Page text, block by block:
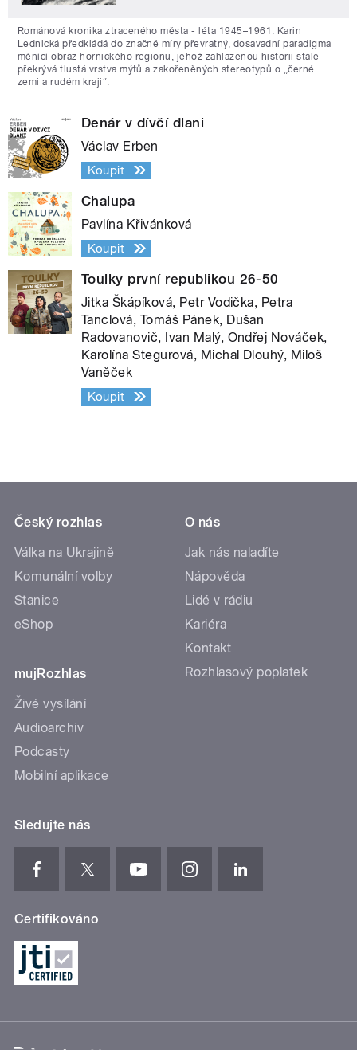
Románová kronika ztraceného města - léta 1945–1961. Karin
Lednická předkládá do značné míry převratný, dosavadní paradigma
měnící obraz hornického regionu, jehož zahlazenou historii stále
překrývá tlustá vrstva mýtů a zakořeněných stereotypů o „černé
zemi a rudém kraji“.
Denár v dívčí dlani
Václav Erben
Koupit
Chalupa
Pavlína Křivánková
Koupit
Toulky první republikou 26-50
Jitka Škápíková, Petr Vodička, Petra
Tanclová, Tomáš Pánek, Dušan
Radovanovič, Ivan Malý, Ondřej Nováček,
Karolína Stegurová, Michal Dlouhý, Miloš
Vaněček
Koupit
Český rozhlas
Válka na Ukrajině
Komunální volby
Stanice
eShop
mujRozhlas
Živé vysílání
Audioarchiv
Podcasty
Mobilní aplikace
O nás
Jak nás naladíte
Nápověda
Lidé v rádiu
Kariéra
Kontakt
Rozhlasový poplatek
Sledujte nás
Certifikováno